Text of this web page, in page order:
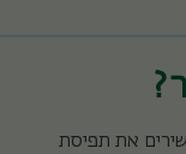
את תפיסת